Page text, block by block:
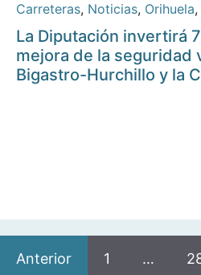
Carreteras, Noticias, Orihuela,
La Diputación invertirá
mejora de la seguridad
Bigastro-Hurchillo y la
Anterior 1 …